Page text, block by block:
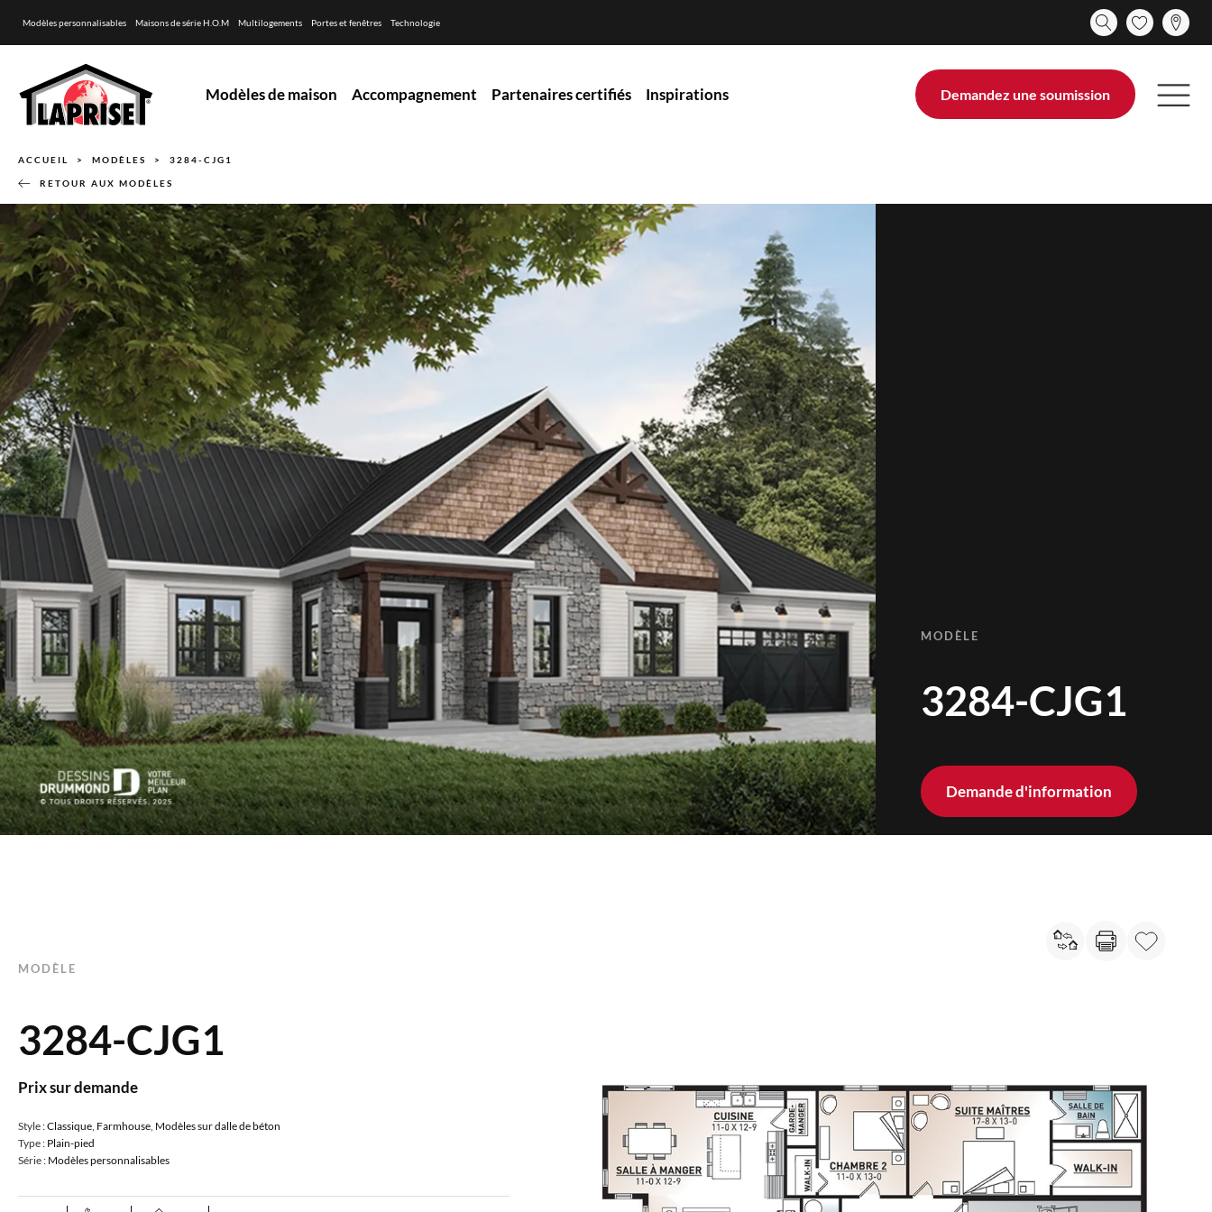
Modèles personnalisables Maisons de série H.O.M Multilogements Portes et fenêtres Technologie
Modèles de maison Accompagnement Partenaires certifiés Inspirations Demandez une soumission
ACCUEIL MODÈLES 3284-CJG1
RETOUR AUX MODÈLES
MODÈLE
3284-CJG1
Demande d'information
MODÈLE
3284-CJG1
Prix sur demande
Style :Classique, Farmhouse, Modèles sur dalle de béton
Type : Plain-pied
Série : Modèles personnalisables